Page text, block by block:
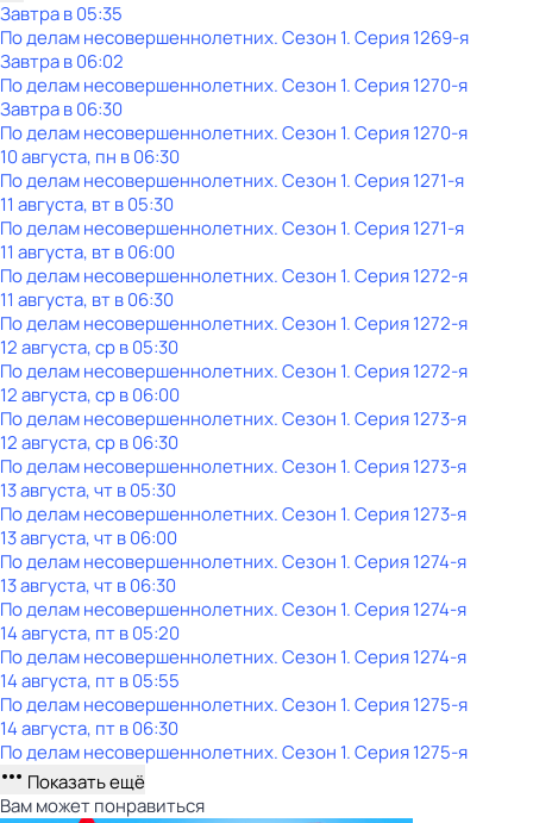
Завтра в 05:35
По делам несовершеннолетних. Сезон 1. Серия 1269-я
Завтра в 06:02
По делам несовершеннолетних. Сезон 1. Серия 1270-я
Завтра в 06:30
По делам несовершеннолетних. Сезон 1. Серия 1270-я
10 августа, пн в 06:30
По делам несовершеннолетних. Сезон 1. Серия 1271-я
11 августа, вт в 05:30
По делам несовершеннолетних. Сезон 1. Серия 1271-я
11 августа, вт в 06:00
По делам несовершеннолетних. Сезон 1. Серия 1272-я
11 августа, вт в 06:30
По делам несовершеннолетних. Сезон 1. Серия 1272-я
12 августа, ср в 05:30
По делам несовершеннолетних. Сезон 1. Серия 1272-я
12 августа, ср в 06:00
По делам несовершеннолетних. Сезон 1. Серия 1273-я
12 августа, ср в 06:30
По делам несовершеннолетних. Сезон 1. Серия 1273-я
13 августа, чт в 05:30
По делам несовершеннолетних. Сезон 1. Серия 1273-я
13 августа, чт в 06:00
По делам несовершеннолетних. Сезон 1. Серия 1274-я
13 августа, чт в 06:30
По делам несовершеннолетних. Сезон 1. Серия 1274-я
14 августа, пт в 05:20
По делам несовершеннолетних. Сезон 1. Серия 1274-я
14 августа, пт в 05:55
По делам несовершеннолетних. Сезон 1. Серия 1275-я
14 августа, пт в 06:30
По делам несовершеннолетних. Сезон 1. Серия 1275-я
Показать ещё
Вам может понравиться